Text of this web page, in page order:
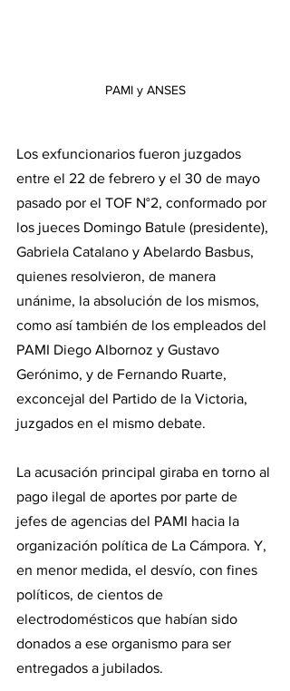
PAMI y ANSES
Los exfuncionarios fueron juzgados
entre el 22 de febrero y el 30 de mayo
pasado por el TOF N°2, conformado por
los jueces Domingo Batule (presidente),
Gabriela Catalano y Abelardo Basbus,
quienes resolvieron, de manera
unánime, la absolución de los mismos,
como así también de los empleados del
PAMI Diego Albornoz y Gustavo
Gerónimo, y de Fernando Ruarte,
exconcejal del Partido de la Victoria,
juzgados en el mismo debate.
La acusación principal giraba en torno al
pago ilegal de aportes por parte de
jefes de agencias del PAMI hacia la
organización política de La Cámpora. Y,
en menor medida, el desvío, con fines
políticos, de cientos de
electrodomésticos que habían sido
donados a ese organismo para ser
entregados a jubilados.